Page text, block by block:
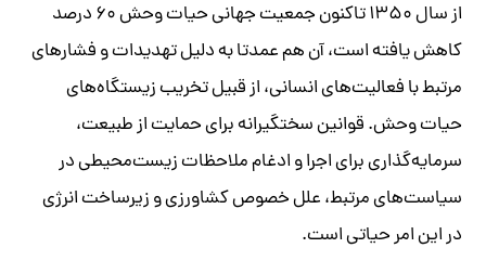
از سال ۱۳۵۰ تاکنون جمعیت جهانی حیات وحش ۶۰ درصد
کاهش یافته است، آن هم عمدتا به دلیل تهدیدات و فشارهای
مرتبط با فعالیت‌های انسانی، از قبیل تخریب زیستگاه‌های
حیات وحش. قوانین سختگیرانه برای حمایت از طبیعت،
سرمایه‌گذاری برای اجرا و ادغام ملاحظات زیست‌محیطی در
سیاست‌های مرتبط، علل خصوص کشاورزی و زیرساخت انرژی
در این امر حیاتی است.